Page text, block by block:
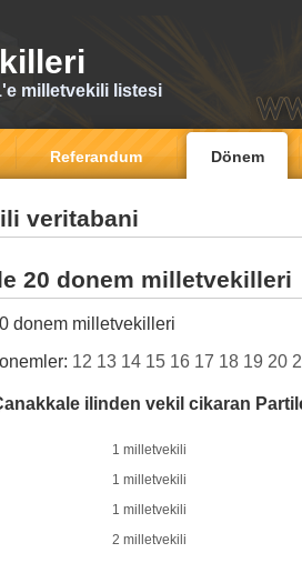
milletvekili listesi
Referandum Dönem
veritabani
20 donem milletvekilleri
donem milletvekilleri
12 13 14 15 16 17 18 19 20
ilinden vekil cikaran
1 milletvekili
1 milletvekili
1 milletvekili
2 milletvekili